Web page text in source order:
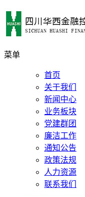
菜单
首页
关于我们
新闻中心
业务板块
党建群团
廉洁工作
通知公告
政策法规
人力资源
联系我们